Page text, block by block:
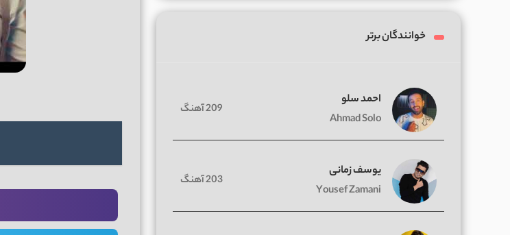
خوانندگان برتر
احمد سلو
Ahmad Solo
209 آهنگ
یوسف زمانی
Yousef Zamani
203 آهنگ